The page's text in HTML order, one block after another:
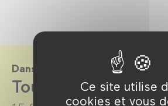
Ce site utilise
cookies et vous
Dans le cadre de
Tout-Petits Cinéma